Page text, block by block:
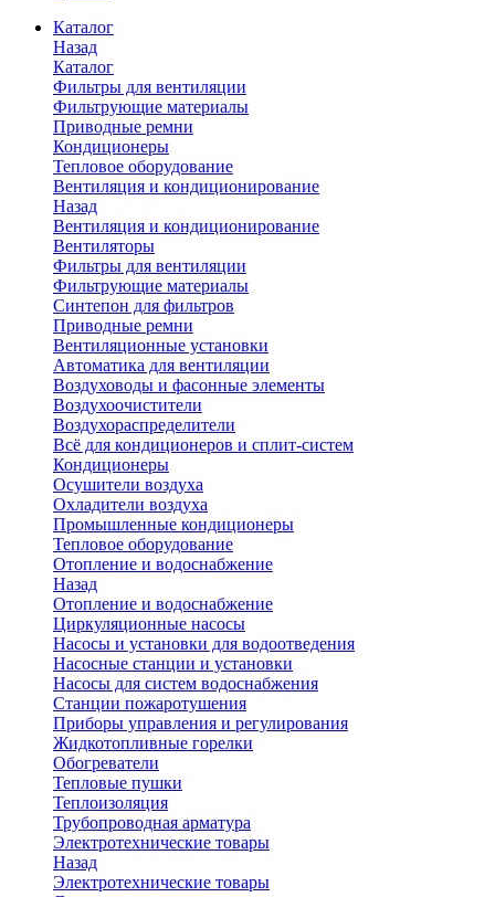
Каталог
Назад
Каталог
Фильтры для вентиляции
Фильтрующие материалы
Приводные ремни
Кондиционеры
Тепловое оборудование
Вентиляция и кондиционирование
Назад
Вентиляция и кондиционирование
Вентиляторы
Фильтры для вентиляции
Фильтрующие материалы
Синтепон для фильтров
Приводные ремни
Вентиляционные установки
Автоматика для вентиляции
Воздуховоды и фасонные элементы
Воздухоочистители
Воздухораспределители
Всё для кондиционеров и сплит-систем
Кондиционеры
Осушители воздуха
Охладители воздуха
Промышленные кондиционеры
Тепловое оборудование
Отопление и водоснабжение
Назад
Отопление и водоснабжение
Циркуляционные насосы
Насосы и установки для водоотведения
Насосные станции и установки
Насосы для систем водоснабжения
Станции пожаротушения
Приборы управления и регулирования
Жидкотопливные горелки
Обогреватели
Тепловые пушки
Теплоизоляция
Трубопроводная арматура
Электротехнические товары
Назад
Электротехнические товары